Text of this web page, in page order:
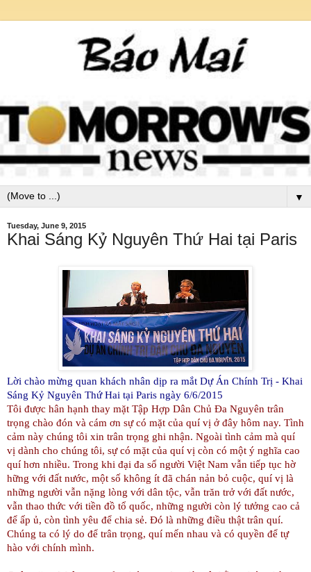
▼
Tuesday, June 9, 2015
Khai Sáng Kỷ Nguyên Thứ Hai tại Paris
Lời chào mừng quan khách nhân dịp ra mắt Dự Án Chính Trị - Khai
Sáng Kỷ Nguyên Thứ Hai tại Paris ngày 6/6/2015
Tôi được hân hạnh thay mặt Tập Hợp Dân Chủ Đa Nguyên trân
trọng chào đón và cám ơn sự có mặt của quí vị ở đây hôm nay. Tình
cảm này chúng tôi xin trân trọng ghi nhận. Ngoài tình cảm mà quí
vị dành cho chúng tôi, sự có mặt của quí vị còn có một ý nghĩa cao
quí hơn nhiều. Trong khi đại đa số người Việt Nam vẫn tiếp tục hờ
hững với đất nước, một số không ít đã chán nản bỏ cuộc, quí vị là
những người vẫn nặng lòng với dân tộc, vẫn trăn trở với đất nước,
vẫn thao thức với tiền đồ tổ quốc, những người còn lý tưởng cao cả
để ấp ủ, còn tình yêu để chia sẻ. Đó là những điều thật trân quí.
Chúng ta có lý do để trân trọng, quí mến nhau và có quyền để tự
hào với chính mình.